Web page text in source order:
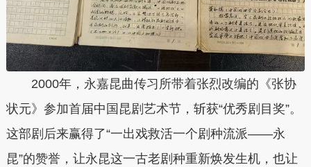
2000年，永嘉昆曲传习所带着张烈改编的《张协
状元》参加首届中国昆剧艺术节，斩获“优秀剧目奖”。
这部剧后来赢得了“一出戏救活一个剧种流派——永
昆”的赞誉，让永昆这一古老剧种重新焕发生机，也让